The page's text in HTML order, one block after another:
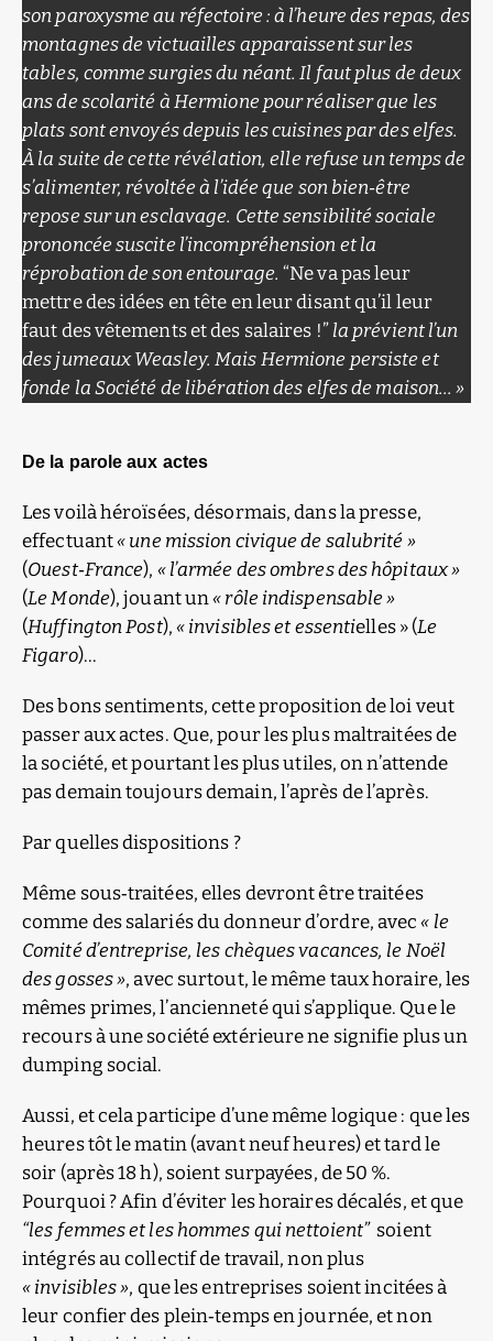
son paroxysme au réfectoire : à l’heure des repas, des
montagnes de victuailles apparaissent sur les
tables, comme surgies du néant. Il faut plus de deux
ans de scolarité à Hermione pour réaliser que les
plats sont envoyés depuis les cuisines par des elfes.
À la suite de cette révélation, elle refuse un temps de
s’alimenter, révoltée à l’idée que son bien‑être
repose sur un esclavage. Cette sensibilité sociale
prononcée suscite l’incompréhension et la
réprobation de son entourage.“Ne va pas leur
mettre des idées en tête en leur disant qu’il leur
faut des vêtements et des salaires !”la prévient l’un
des jumeaux Weasley. Mais Hermione persiste et
fonde la Société de libération des elfes de maison… »
De la parole aux actes
Les voilà héroïsées, désormais, dans la presse,
effectuant« une mission civique de salubrité »
(Ouest‑France), « l’armée des ombres des hôpitaux »
(Le Monde), jouant un« rôle indispensable »
(Huffington Post),« invisibles et essentielles » (Le
Figaro)…
Des bons sentiments, cette proposition de loi veut
passer aux actes. Que, pour les plus maltraitées de
la société, et pourtant les plus utiles, on n’attende
pas demain toujours demain, l’après de l’après.
Par quelles dispositions ?
Même sous‑traitées, elles devront être traitées
comme des salariés du donneur d’ordre, avec« le
Comité d’entreprise, les chèques vacances, le Noël
des gosses », avec surtout, le même taux horaire, les
mêmes primes, l’ancienneté qui s’applique. Que le
recours à une société extérieure ne signifie plus un
dumping social.
Aussi, et cela participe d’une même logique : que les
heures tôt le matin (avant neuf heures) et tard le
soir (après 18 h), soient surpayées, de 50 %.
Pourquoi ? Afin d’éviter les horaires décalés, et que
“les femmes et les hommes qui nettoient”soient
intégrés au collectif de travail, non plus
« invisibles », que les entreprises soient incitées à
leur confier des plein‑temps en journée, et non